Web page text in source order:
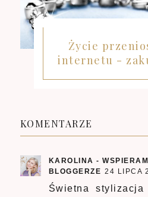
Życie
internetu -
KOMENTARZE
KAROLINA -
BLOGGERZE 24 LIPCA
Świetna